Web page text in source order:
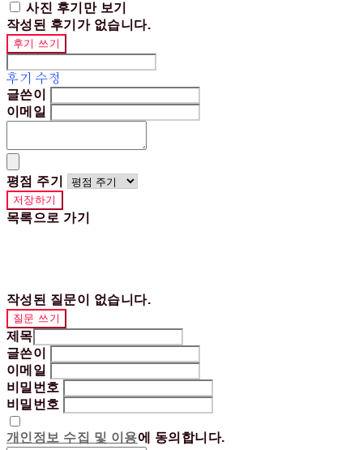
사진 후기만 보기
작성된 후기가 없습니다.
후기 쓰기
후기 수정
글쓴이
이메일
평점 주기
저장하기
목록으로 가기
작성된 질문이 없습니다.
질문 쓰기
제목
글쓴이
이메일
비밀번호
비밀번호
개인정보 수집 및 이용에 동의합니다.